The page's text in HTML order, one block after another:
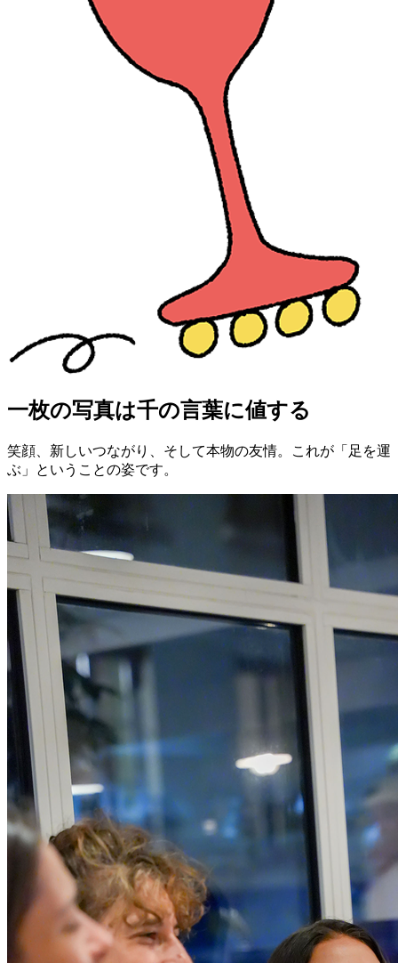
一枚の写真は千の言葉に値する
笑顔、新しいつながり、そして本物の友情。これが「足を運
ぶ」ということの姿です。